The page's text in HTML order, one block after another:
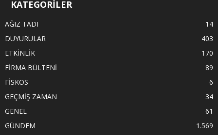
KATEGORİLER
AĞIZ TADI
14
DUYURULAR
403
ETKİNLİK
170
FİRMA BÜLTENİ
89
FİSKOS
6
GEÇMİŞ ZAMAN
34
GENEL
61
GÜNDEM
1.569